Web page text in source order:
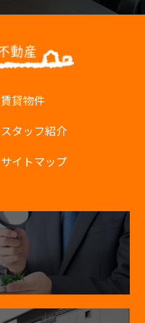
賃貸物件
スタッフ紹介
サイトマップ